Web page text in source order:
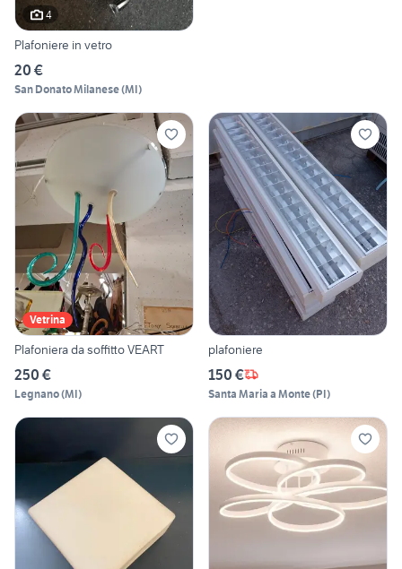
4
Plafoniere in vetro
20 €
San Donato Milanese(MI)
Vetrina
Plafoniera da soffitto VEART
250 €
Legnano(MI)
plafoniere
150 €
Santa Maria a Monte(PI)